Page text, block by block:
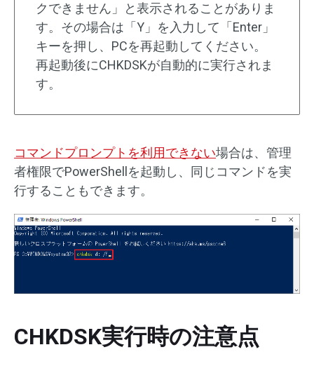
クできません」と表示されることがありま
す。その場合は「Y」を入力して「Enter」
キーを押し、PCを再起動してください。
再起動後にCHKDSKが自動的に実行されま
す。
コマンドプロンプトを利用できない場合は、管理
者権限でPowerShellを起動し、同じコマンドを実
行することもできます。
CHKDSK実行時の注意点